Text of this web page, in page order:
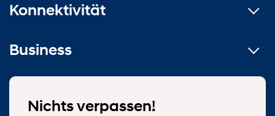
Konnektivität
Business
Nichts verpassen!